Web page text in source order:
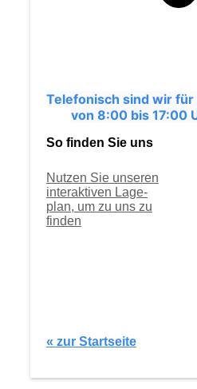
Telefonisch sind wir für
von 8:00 bis 17:00
So finden Sie uns
Nutzen Sie unseren
interaktiven La­ge­
plan, um zu uns zu
finden
« zur Startseite